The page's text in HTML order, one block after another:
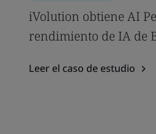
iVolution obtiene AI
rendimiento de IA de
Leer el caso de estudio